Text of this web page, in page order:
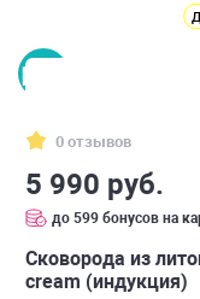
0 отзывов
5 990 руб.
до 599 бонусов на
Сковорода из
cream (индукция)